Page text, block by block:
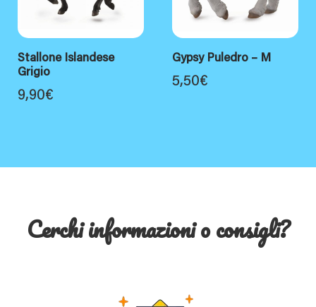
Stallone Islandese
Grigio
9,90€
Gypsy Puledro – M
5,50€
Cerchi informazioni o consigli?